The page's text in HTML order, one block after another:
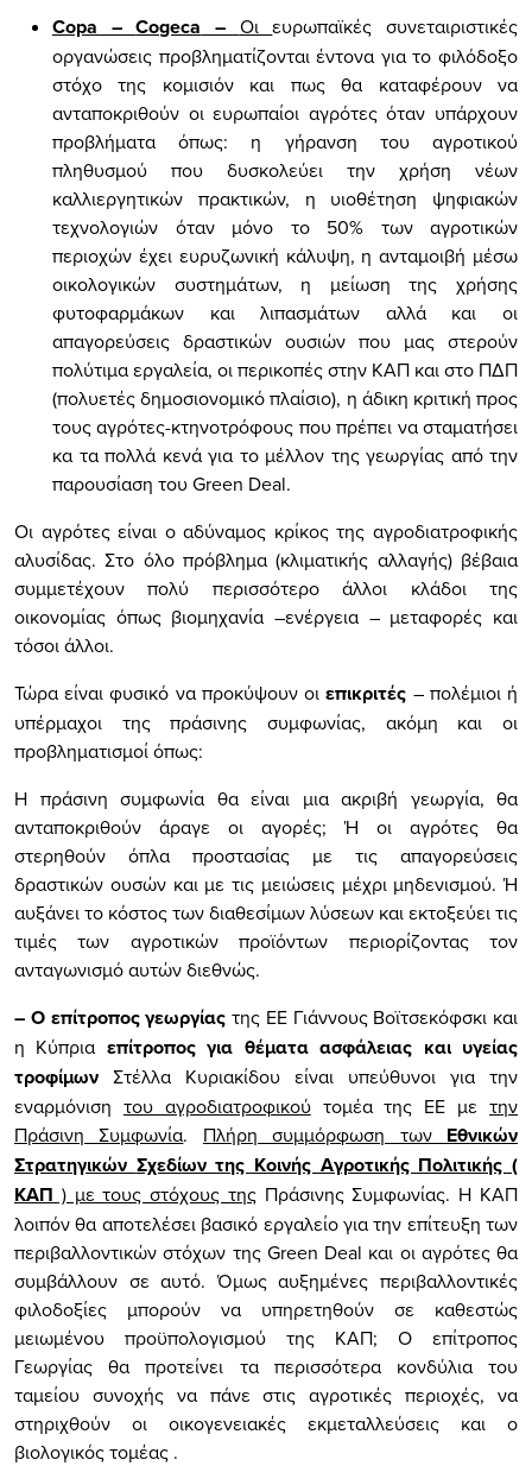
Copa –Cogeca – Οιευρωπαϊκές συνεταιριστικές
οργανώσεις προβληματίζονται έντονα για το φιλόδοξο
στόχο της κομισιόν και πως θα καταφέρουν να
ανταποκριθούν οι ευρωπαίοι αγρότες όταν υπάρχουν
προβλήματα όπως: η γήρανση του αγροτικού
πληθυσμού που δυσκολεύει την χρήση νέων
καλλιεργητικών πρακτικών, η υιοθέτηση ψηφιακών
τεχνολογιών όταν μόνο το 50% των αγροτικών
περιοχών έχει ευρυζωνική κάλυψη, η ανταμοιβή μέσω
οικολογικών συστημάτων, η μείωση της χρήσης
φυτοφαρμάκων και λιπασμάτων αλλά και οι
απαγορεύσεις δραστικών ουσιών που μας στερούν
πολύτιμα εργαλεία, οι περικοπές στην ΚΑΠ και στο ΠΔΠ
(πολυετές δημοσιονομικό πλαίσιο), η άδικη κριτική προς
τους αγρότες-κτηνοτρόφους που πρέπει να σταματήσει
κα τα πολλά κενά για το μέλλον της γεωργίας από την
παρουσίαση τουGreen Deal.
Οι αγρότες είναι ο αδύναμος κρίκος της αγροδιατροφικής
αλυσίδας. Στο όλο πρόβλημα (κλιματικής αλλαγής) βέβαια
συμμετέχουν πολύ περισσότερο άλλοι κλάδοι της
οικονομίας όπως βιομηχανία –ενέργεια – μεταφορές και
τόσοι άλλοι.
Τώρα είναι φυσικό να προκύψουν οιεπικριτές – πολέμιοι ή
υπέρμαχοι της πράσινης συμφωνίας, ακόμη και οι
προβληματισμοί όπως:
Η πράσινη συμφωνία θα είναι μια ακριβή γεωργία, θα
ανταποκριθούν άραγε οι αγορές; Ή οι αγρότες θα
στερηθούν όπλα προστασίας με τις απαγορεύσεις
δραστικών ουσών και με τις μειώσεις μέχρι μηδενισμού. Ή
αυξάνει το κόστος των διαθεσίμων λύσεων και εκτοξεύει τις
τιμές των αγροτικών προϊόντων περιορίζοντας τον
ανταγωνισμό αυτών διεθνώς.
– Oεπίτροπος γεωργίας της ΕΕ Γιάννους Βοϊτσεκόφσκι και
η Κύπρια επίτροπος για θέματα ασφάλειας και υγείας
τροφίμων Στέλλα Κυριακίδου είναι υπεύθυνοι για την
εναρμόνιση του αγροδιατροφικούτομέα της ΕΕ μετην
Πράσινη Συμφωνία. Πλήρη συμμόρφωση των Εθνικών
Στρατηγικών Σχεδίων της Κοινής Αγροτικής Πολιτικής (
ΚΑΠ ) με τους στόχους τηςΠράσινης Συμφωνίας. Η ΚΑΠ
λοιπόν θα αποτελέσει βασικό εργαλείο για την επίτευξη των
περιβαλλοντικών στόχων της Green Deal και οι αγρότες θα
συμβάλλουν σε αυτό. Όμως αυξημένες περιβαλλοντικές
φιλοδοξίες μπορούν να υπηρετηθούν σε καθεστώς
μειωμένου προϋπολογισμού της ΚΑΠ; Ο επίτροπος
Γεωργίας θα προτείνει τα περισσότερα κονδύλια του
ταμείου συνοχής να πάνε στις αγροτικές περιοχές, να
στηριχθούν οι οικογενειακές εκμεταλλεύσεις και ο
βιολογικός τομέας .